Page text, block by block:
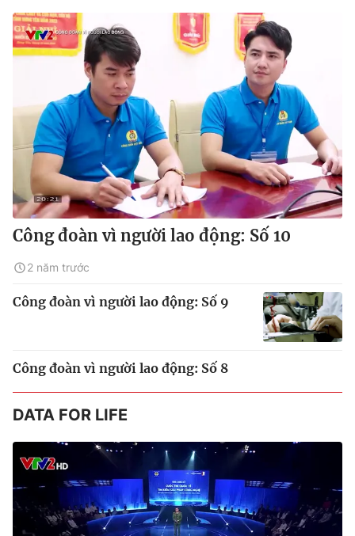
Công đoàn vì người lao động: Số 10
2 năm trước
Công đoàn vì người lao động: Số 9
Công đoàn vì người lao động: Số 8
DATA FOR LIFE